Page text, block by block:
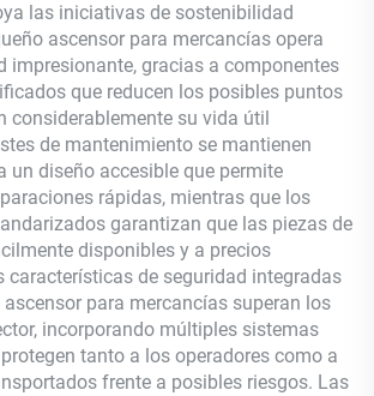
las iniciativas de sostenibilidad
ascensor para mercancías opera
impresionante, gracias a componentes
que reducen los posibles puntos
considerablemente su vida útil
de mantenimiento se mantienen
un diseño accesible que permite
rápidas, mientras que los
garantizan que las piezas de
disponibles y a precios
características de seguridad integradas
para mercancías superan los
incorporando múltiples sistemas
tanto a los operadores como a
frente a posibles riesgos. Las